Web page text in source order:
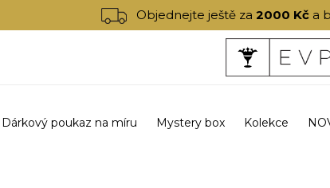
Objednejte ještě za2000 Kč a
Dárkový poukaz na míru Mystery box Kolekce